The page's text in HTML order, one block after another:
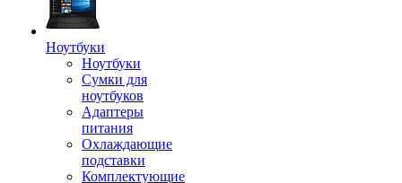
Ноутбуки
Ноутбуки
Сумки для
ноутбуков
Адаптеры
питания
Охлаждающие
подставки
Комплектующие